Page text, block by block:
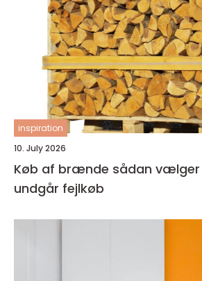
inspiration
10. July 2026
Køb af brænde sådan vælger du kvalitet og
undgår fejlkøb